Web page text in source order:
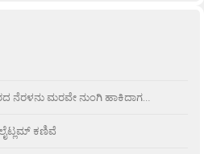
ನೆರಳನು ಮರವೇ ನುಂಗಿ ಹಾಕಿದಾಗ…
ಕಣಿವೆ